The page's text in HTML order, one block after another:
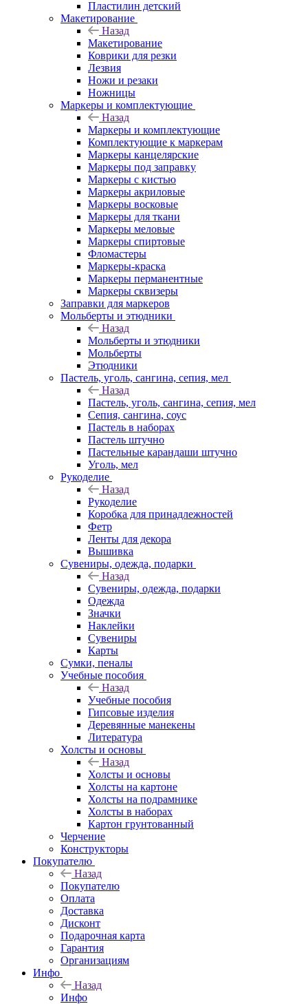
Пластилин детский
Макетирование
Назад
Макетирование
Коврики для резки
Лезвия
Ножи и резаки
Ножницы
Маркеры и комплектующие
Назад
Маркеры и комплектующие
Комплектующие к маркерам
Маркеры канцелярские
Маркеры под заправку
Маркеры с кистью
Маркеры акриловые
Маркеры восковые
Маркеры для ткани
Маркеры меловые
Маркеры спиртовые
Фломастеры
Маркеры-краска
Маркеры перманентные
Маркеры сквизеры
Заправки для маркеров
Мольберты и этюдники
Назад
Мольберты и этюдники
Мольберты
Этюдники
Пастель, уголь, сангина, сепия, мел
Назад
Пастель, уголь, сангина, сепия, мел
Сепия, сангина, соус
Пастель в наборах
Пастель штучно
Пастельные карандаши штучно
Уголь, мел
Рукоделие
Назад
Рукоделие
Коробка для принадлежностей
Фетр
Ленты для декора
Вышивка
Сувениры, одежда, подарки
Назад
Сувениры, одежда, подарки
Одежда
Значки
Наклейки
Сувениры
Карты
Сумки, пеналы
Учебные пособия
Назад
Учебные пособия
Гипсовые изделия
Деревянные манекены
Литература
Холсты и основы
Назад
Холсты и основы
Холсты на картоне
Холсты на подрамнике
Холсты в наборах
Картон грунтованный
Черчение
Конструкторы
Покупателю
Назад
Покупателю
Оплата
Доставка
Дисконт
Подарочная карта
Гарантия
Организациям
Инфо
Назад
Инфо